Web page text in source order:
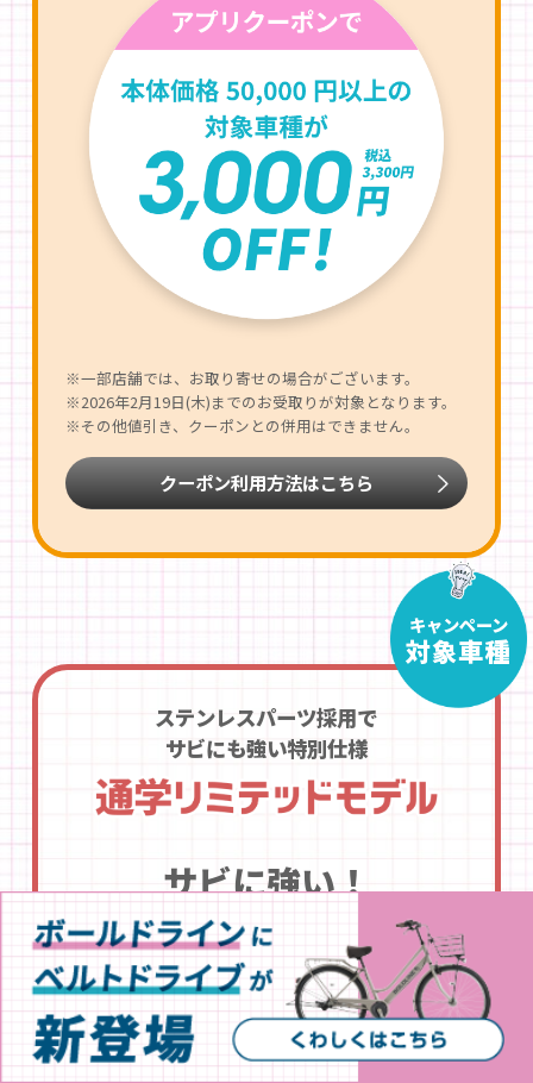
※一部店舗では、お取り寄せの場合がございます。
※2026年2月19日(木)までのお受取りが対象となります。
※その他値引き、クーポンとの併用はできません。
クーポン利用方法はこちら
キャンペーン
対象車種
ステンレスパーツ採用で
サビにも強い特別仕様
サビに強い！
ステンレスパーツ